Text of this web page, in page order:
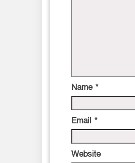
Name *
Email *
Website